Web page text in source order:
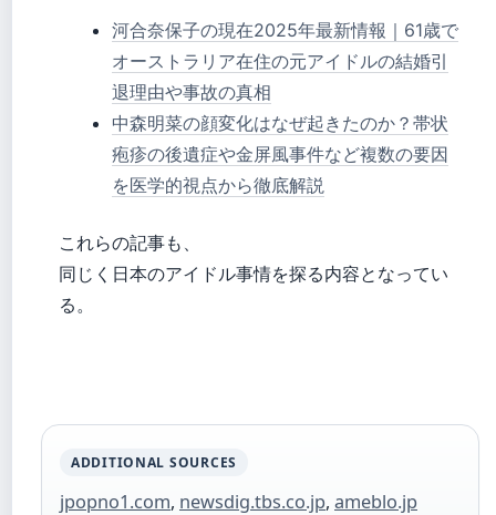
河合奈保子の現在2025年最新情報｜61歳で
オーストラリア在住の元アイドルの結婚引
退理由や事故の真相
中森明菜の顔変化はなぜ起きたのか？帯状
疱疹の後遺症や金屏風事件など複数の要因
を医学的視点から徹底解説
これらの記事も、
同じく日本のアイドル事情を探る内容となってい
る。
ADDITIONAL SOURCES
jpopno1.com, newsdig.tbs.co.jp, ameblo.jp